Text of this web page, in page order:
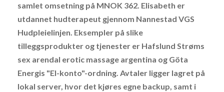
samlet omsetning på MNOK 362. Elisabeth er
utdannet hudterapeut gjennom Nannestad VGS
Hudpleielinjen. Eksempler på slike
tilleggsprodukter og tjenester er Hafslund Strøms
sex arendal erotic massage argentina og Göta
Energis "El-konto"-ordning. Avtaler ligger lagret på
lokal server, hvor det kjøres egne backup, samt i